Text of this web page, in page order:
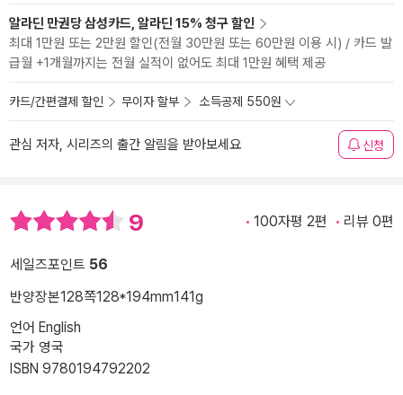
알라딘 만권당 삼성카드, 알라딘 15% 청구 할인
최대 1만원 또는 2만원 할인(전월 30만원 또는 60만원 이용 시) / 카드 발
급월 +1개월까지는 전월 실적이 없어도 최대 1만원 혜택 제공
카드/간편결제 할인 무이자 할부 소득공제 550원
관심 저자, 시리즈의 출간 알림을 받아보세요 신청
9 100자평 2편 리뷰 0편
세일즈포인트 56
반양장본128쪽128*194mm141g
언어 English
국가 영국
ISBN 9780194792202